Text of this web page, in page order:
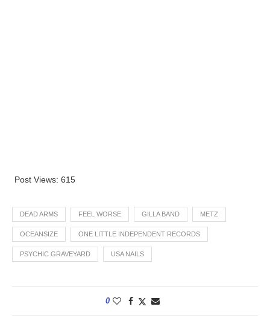
Post Views: 615
DEAD ARMS FEEL WORSE GILLA BAND METZ
OCEANSIZE ONE LITTLE INDEPENDENT RECORDS
PSYCHIC GRAVEYARD USA NAILS
0